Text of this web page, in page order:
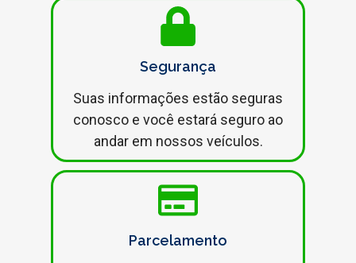
Segurança
Suas informações estão seguras
conosco e você estará seguro ao
andar em nossos veículos.
Parcelamento